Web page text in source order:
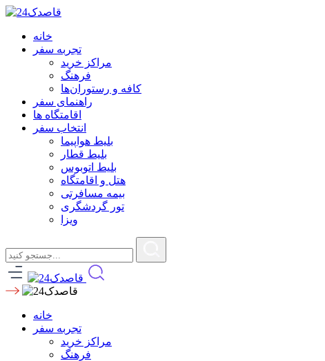
خانه
تجربه سفر
مراکز خرید
فرهنگ
کافه و رستوران‌ها
راهنمای سفر
اقامتگاه ها
انتخاب سفر
بلیط هواپیما
بلیط قطار
بلیط اتوبوس
هتل و اقامتگاه
بیمه مسافرتی
تور گردشگری
ویزا
خانه
تجربه سفر
مراکز خرید
فرهنگ